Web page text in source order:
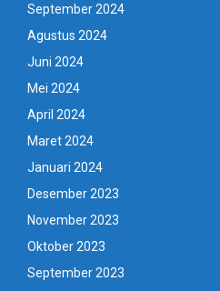
September 2024
Agustus 2024
Juni 2024
Mei 2024
April 2024
Maret 2024
Januari 2024
Desember 2023
November 2023
Oktober 2023
September 2023